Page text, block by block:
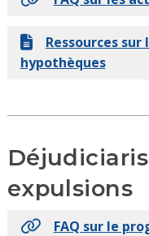
Ressources
hypothèques
expulsions
FAQ sur le